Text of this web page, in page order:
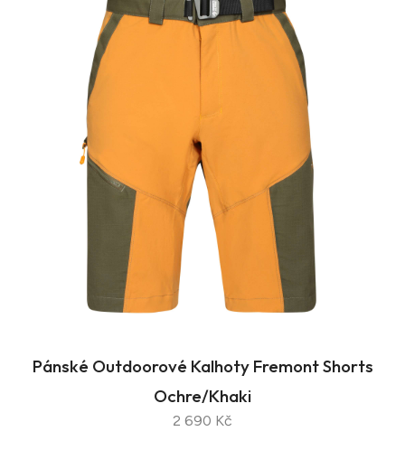
Pánské Outdoorové Kalhoty Fremont Shorts
Ochre/Khaki
2 690 Kč